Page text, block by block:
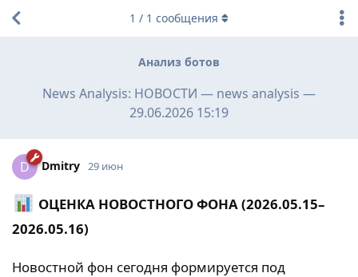
Анализ ботов
News Analysis: НОВОСТИ — news analysis —
29.06.2026 15:19
1 / 1 сообщения
D Dmitry 29 июн
ОЦЕНКА НОВОСТНОГО ФОНА (2026.05.15–
2026.05.16)
Новостной фон сегодня формируется под